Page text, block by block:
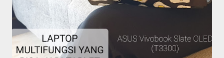
segala lini kehidupan. Saya percaya ada banyak perempuan yang
menginspirasi di sekitar kita. Dengan latar belakang tersebut,
dalam rangka syukuran 4 tahun blog Ze...